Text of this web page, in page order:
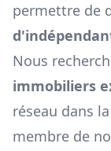
permettre de
Nous
immobiliers
réseau dans
membre de